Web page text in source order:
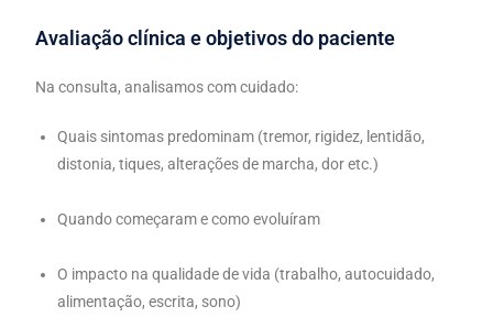
Avaliação clínica e objetivos do paciente
Na consulta, analisamos com cuidado:
Quais sintomas predominam (tremor, rigidez, lentidão,
distonia, tiques, alterações de marcha, dor etc.)
Quando começaram e como evoluíram
O impacto na qualidade de vida (trabalho, autocuidado,
alimentação, escrita, sono)